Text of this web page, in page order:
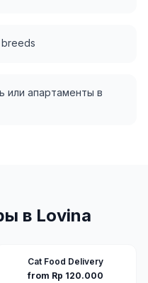
или апартаменты в
в Lovina
Cat Food Delivery
from Rp 120.000